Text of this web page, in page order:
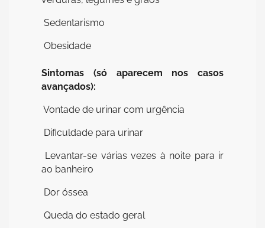
 Sedentarismo
 Obesidade
Sintomas (só aparecem nos casos
avançados):
 Vontade de urinar com urgência
 Dificuldade para urinar
 Levantar-se várias vezes à noite para ir
ao banheiro
 Dor óssea
 Queda do estado geral